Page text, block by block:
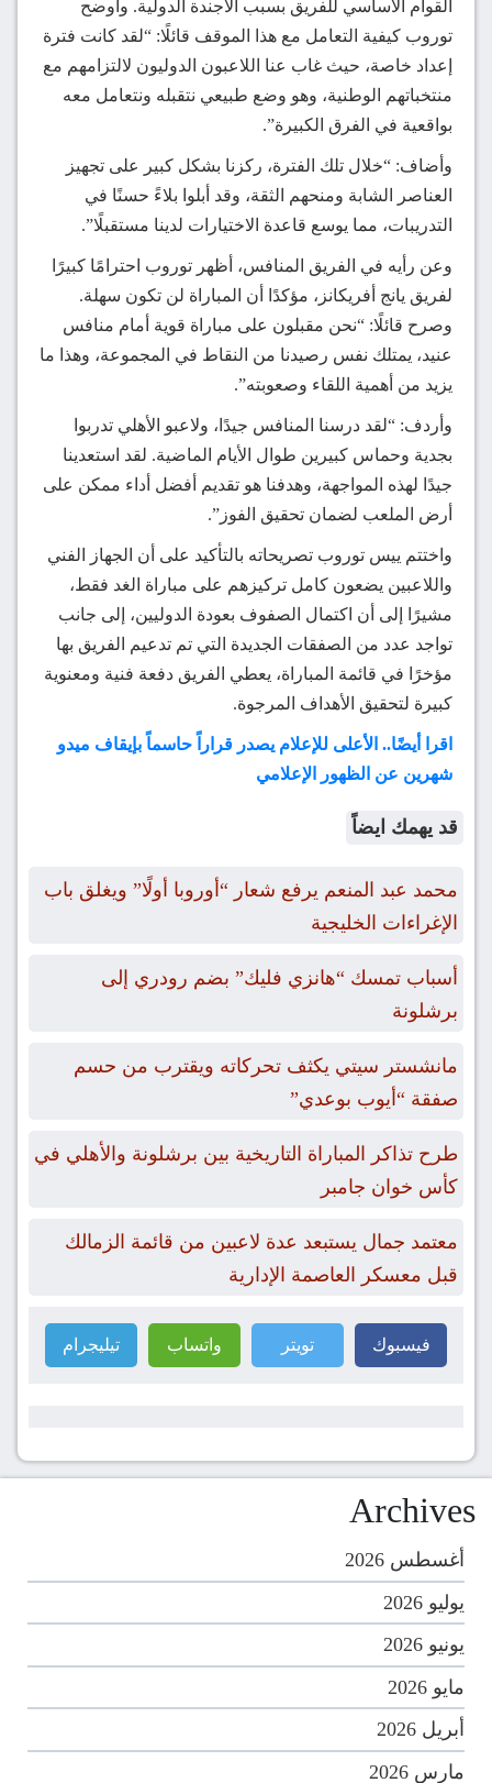
القوام الأساسي للفريق بسبب الأجندة الدولية. وأوضح
توروب كيفية التعامل مع هذا الموقف قائلًا: “لقد كانت فترة
إعداد خاصة، حيث غاب عنا اللاعبون الدوليون لالتزامهم مع
منتخباتهم الوطنية، وهو وضع طبيعي نتقبله ونتعامل معه
بواقعية في الفرق الكبيرة”.
وأضاف: “خلال تلك الفترة، ركزنا بشكل كبير على تجهيز
العناصر الشابة ومنحهم الثقة، وقد أبلوا بلاءً حسنًا في
التدريبات، مما يوسع قاعدة الاختيارات لدينا مستقبلًا”.
وعن رأيه في الفريق المنافس، أظهر توروب احترامًا كبيرًا
لفريق يانج أفريكانز، مؤكدًا أن المباراة لن تكون سهلة.
وصرح قائلًا: “نحن مقبلون على مباراة قوية أمام منافس
عنيد، يمتلك نفس رصيدنا من النقاط في المجموعة، وهذا ما
يزيد من أهمية اللقاء وصعوبته”.
وأردف: “لقد درسنا المنافس جيدًا، ولاعبو الأهلي تدربوا
بجدية وحماس كبيرين طوال الأيام الماضية. لقد استعدينا
جيدًا لهذه المواجهة، وهدفنا هو تقديم أفضل أداء ممكن على
أرض الملعب لضمان تحقيق الفوز”.
واختتم ييس توروب تصريحاته بالتأكيد على أن الجهاز الفني
واللاعبين يضعون كامل تركيزهم على مباراة الغد فقط،
مشيرًا إلى أن اكتمال الصفوف بعودة الدوليين، إلى جانب
تواجد عدد من الصفقات الجديدة التي تم تدعيم الفريق بها
مؤخرًا في قائمة المباراة، يعطي الفريق دفعة فنية ومعنوية
كبيرة لتحقيق الأهداف المرجوة.
اقرا أيضًا.. الأعلى للإعلام يصدر قراراً حاسماً بإيقاف ميدو
شهرين عن الظهور الإعلامي
قد يهمك ايضاً
محمد عبد المنعم يرفع شعار “أوروبا أولًا” ويغلق باب
الإغراءات الخليجية
أسباب تمسك “هانزي فليك” بضم رودري إلى
برشلونة
مانشستر سيتي يكثف تحركاته ويقترب من حسم
صفقة “أيوب بوعدي”
طرح تذاكر المباراة التاريخية بين برشلونة والأهلي في
كأس خوان جامبر
معتمد جمال يستبعد عدة لاعبين من قائمة الزمالك
قبل معسكر العاصمة الإدارية
فيسبوك تويتر واتساب تيليجرام
Archives
أغسطس 2026
يوليو 2026
يونيو 2026
مايو 2026
أبريل 2026
مارس 2026